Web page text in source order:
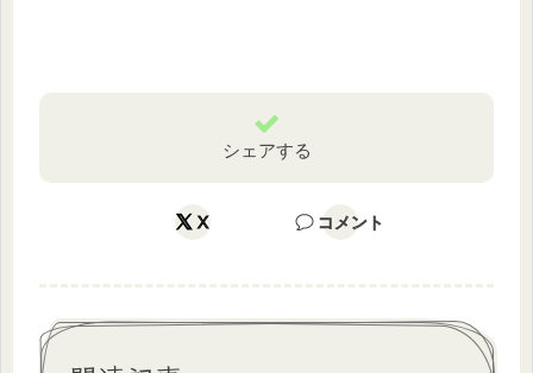
シェアする
X コメント